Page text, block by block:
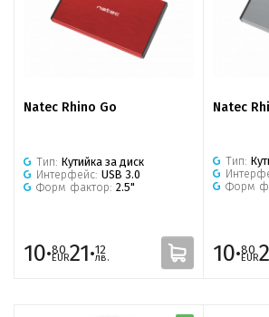
Natec Rhino Go
Тип: Кутийка за диск
Интерфейс: USB 3.0
Форм фактор: 2.5"
10·80
EUR21·12
лв.
Natec
Тип:
Форм
10·80
EUR